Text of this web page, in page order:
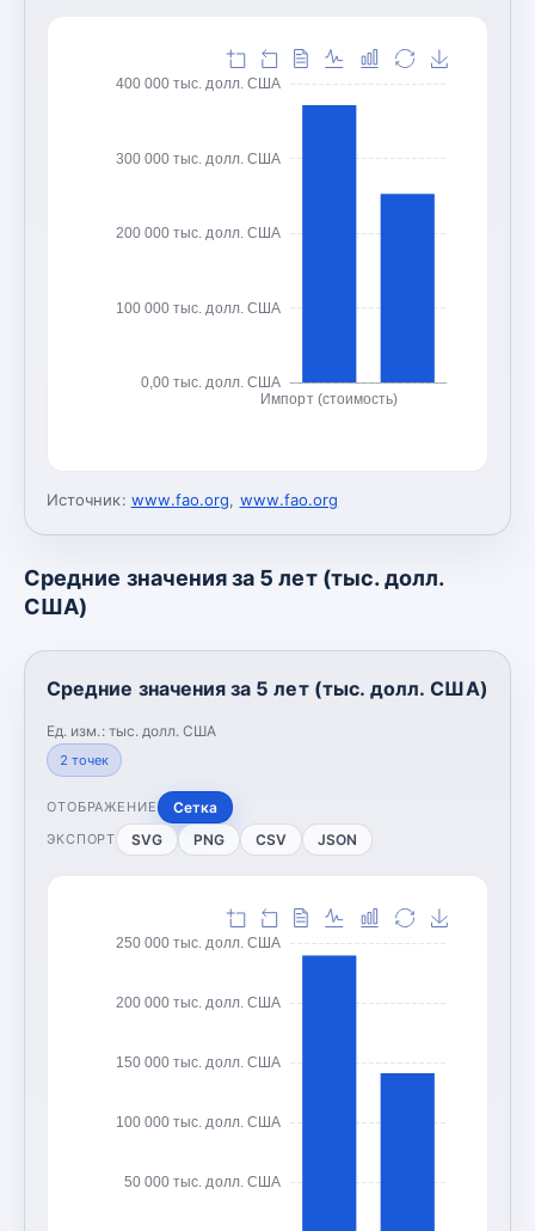
0,00 тыс. долл. США
100 000 тыс. долл. США
200 000 тыс. долл. США
300 000 тыс. долл. США
400 000 тыс. долл. США
Импорт (стоимость)
Источник: www.fao.org, www.fao.org
Средние значения за 5 лет (тыс. долл.
США)
Средние значения за 5 лет (тыс. долл. США)
Ед. изм.: тыс. долл. США
2 точек
ОТОБРАЖЕНИЕ Сетка
ЭКСПОРТ SVG PNG CSV JSON
50 000 тыс. долл. США
100 000 тыс. долл. США
150 000 тыс. долл. США
200 000 тыс. долл. США
250 000 тыс. долл. США